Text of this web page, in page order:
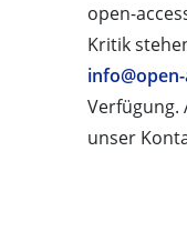
open-
Kritik
Verfügung.
unser